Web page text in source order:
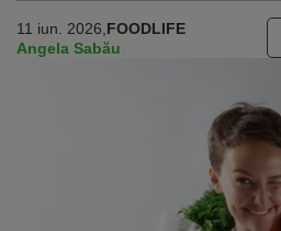
11 iun. 2026, FOODLIFE
Angela Sabău